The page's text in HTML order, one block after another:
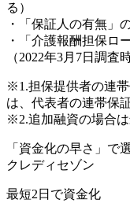
る）
・「保証人の有無」
・「介護報酬担保ロ
（2022年3月7日調査
※1.担保提供者の連
は、代表者の連帯保
※2.追加融資の場合は
「資金化の早さ」 で
クレディセゾン
最短2日で資金化